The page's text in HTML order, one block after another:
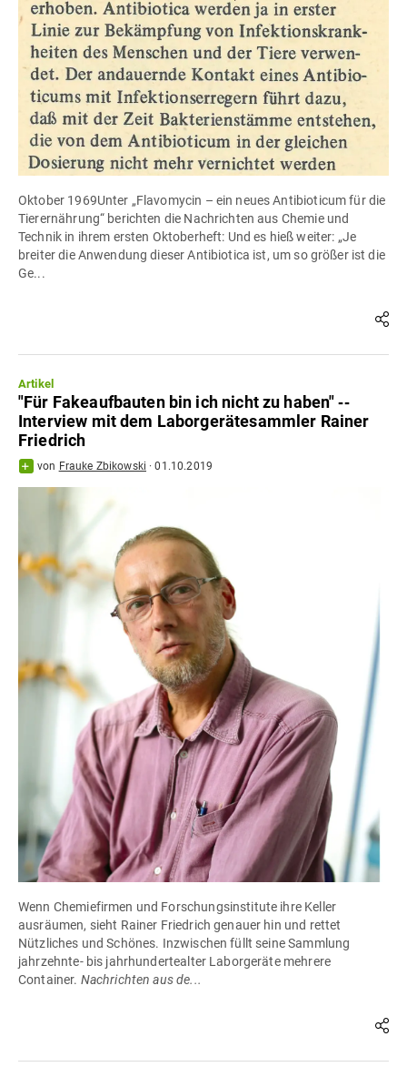
Oktober 1969Unter „Flavomycin – ein neues Antibioticum für die
Tierernährung“ berichten die Nachrichten aus Chemie und
Technik in ihrem ersten Oktoberheft: Und es hieß weiter: „Je
breiter die Anwendung dieser Antibiotica ist, um so größer ist die
Ge...
Artikel
"Für Fakeaufbauten bin ich nicht zu haben" ‐‐
Interview mit dem Laborgerätesammler Rainer
Friedrich
von Frauke Zbikowski ·01.10.2019
Wenn Chemiefirmen und Forschungsinstitute ihre Keller
ausräumen, sieht Rainer Friedrich genauer hin und rettet
Nützliches und Schönes. Inzwischen füllt seine Sammlung
jahrzehnte- bis jahrhundertealter Laborgeräte mehrere
Container. Nachrichten aus de...